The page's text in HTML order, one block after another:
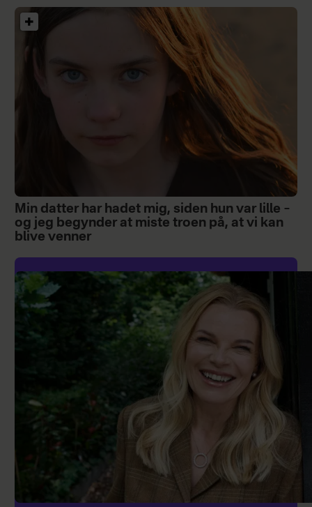
Min datter har hadet mig, siden hun var lille –
og jeg begynder at miste troen på, at vi kan
blive venner